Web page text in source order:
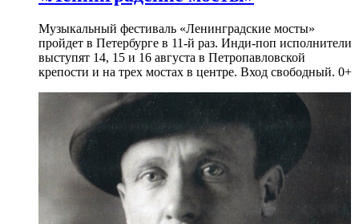
Музыкальный фестиваль «Ленинградские мосты»
пройдет в Петербурге в 11-й раз. Инди-поп исполнители
выступят 14, 15 и 16 августа в Петропавловской
крепости и на трех мостах в центре. Вход свободный. 0+